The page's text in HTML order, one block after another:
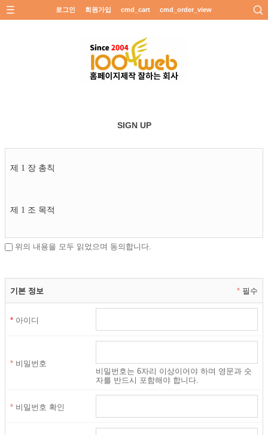
로그인 회원가입 cmd_cart cmd_order_view
SIGN UP
제 1 장 총칙
제 1 조 목적
이 약관은 전기통신사업법 및 정보통신망이용촉진 및 정보보호 등
스(이하 '서비스')의 이용절차, 조건 등 회원의 서비스 이용과 관련
된 회사와 회원 사이의 권리 및 의무, 기타 부수 사항에 관하여 규정
함을 목적으로 합니다.
이 약관에서 사용하는 용어의 정의는 다음과 같습니다.
(가) 회원 : 회사의 약관에 동의하여 가입 신청을 하고, 회사가 승인
위의 내용을 모두 읽었으며 동의합니다.
기본 정보 * 필수
* 아이디
* 비밀번호
비밀번호는 6자리 이상이어야 하며 영문과 숫
자를 반드시 포함해야 합니다.
* 비밀번호 확인